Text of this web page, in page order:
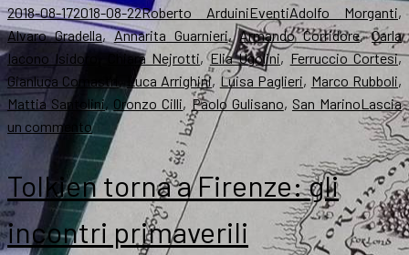
Scritto
il
2018-08-172018-08-22Autore
Roberto ArduiniCategorie
EventiTag
Adolfo Morganti,
Alvaro Gradella,Annarita Guarnieri,Armando Corridore,Carla
Iacono Isidoro
Chiara Nejrotti,Elia Ugolini, Ferruccio Cortesi,
Gianluca Comastri
Luca Arrighini, Luisa Paglieri, Marco Rubboli,
Mattia Santolini, Oronzo Cilli, Paolo Gulisano, San MarinoLascia
un commentosu
Ritorno
alla
Contea
Raduno
Tolkien torna a Firenze: gli
incontri primaverili